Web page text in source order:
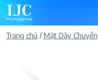
Skip
to
content
Trang chủ / Mặt Dây Chuyền